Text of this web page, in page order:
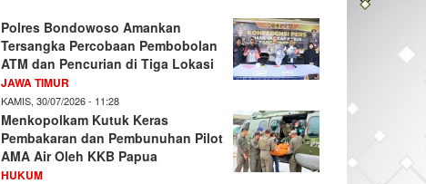
Polres Bondowoso Amankan
Tersangka Percobaan Pembobolan
ATM dan Pencurian di Tiga Lokasi
JAWA TIMUR
KAMIS, 30/07/2026 - 11:28
Menkopolkam Kutuk Keras
Pembakaran dan Pembunuhan Pilot
AMA Air Oleh KKB Papua
HUKUM